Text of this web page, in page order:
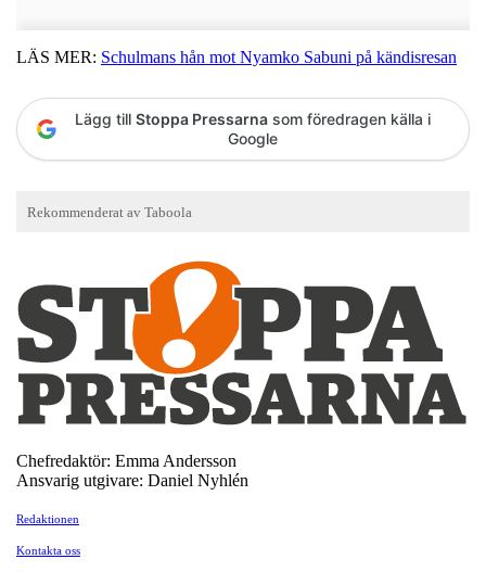
LÄS MER: Schulmans hån mot Nyamko Sabuni på kändisresan
Lägg till Stoppa Pressarna som föredragen källa i
Google
Chefredaktör: Emma Andersson
Ansvarig utgivare: Daniel Nyhlén
Redaktionen
Kontakta oss